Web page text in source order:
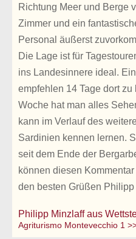
Richtung Meer und Berge
Zimmer und ein
Personal äußerst
Die Lage ist für
ins Landesinnere ideal.
empfehlen 14 Tage dort
Woche hat man alles
kann im Verlauf des
Sardinien kennen lernen.
seit dem Ende der
können diesen
den besten Grüßen Philipp
Philipp Minzlaff aus
Agriturismo Montevecchio 1